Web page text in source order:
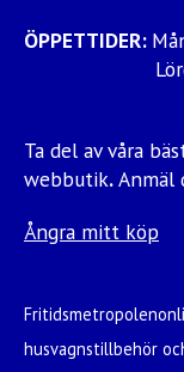
ÖPPETTIDER:
Lördag:
Ta del av våra
webbutik.Anmäl
Ångra mitt köp
husvagnstillbehör